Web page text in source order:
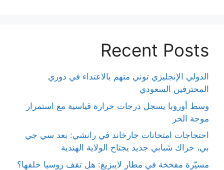
Recent Posts
الدولي الإنجليزي توني متهم بالاعتداء في دوري
المحترفين السعودي
وسط أوروبا يسجل درجات حرارة قياسية مع استمرار
موجة الحر
احتجاجات امتحانات جارخاند في رانشي: بعد سي جي
بي، حراك شبابي جديد يجتاح الولاية الهندية
مسيّرة مفخخة في مطار لايبزيغ: هل تقف روسيا خلفها؟